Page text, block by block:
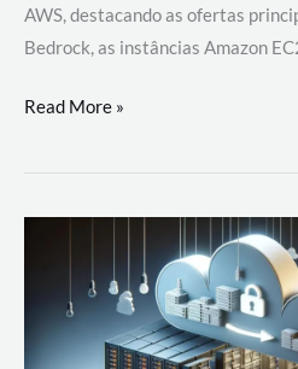
AWS, destacando as ofertas
Bedrock, as instâncias Amazon
Utilizando
Soluções
AWS
Read More »